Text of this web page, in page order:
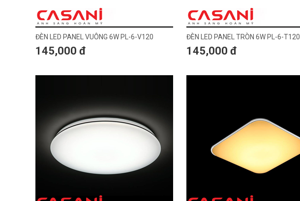
ĐÈN LED PANEL VUÔNG 6W PL-6-V120
145,000 đ
ĐÈN LED PANEL TRÒN 6W PL-6-T120
145,000 đ